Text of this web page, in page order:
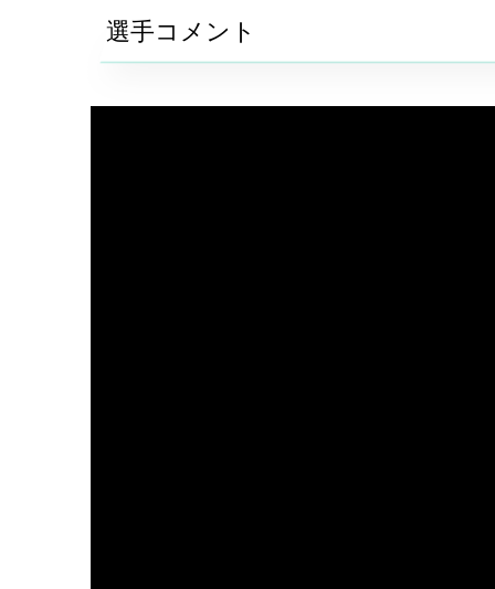
選手コメント